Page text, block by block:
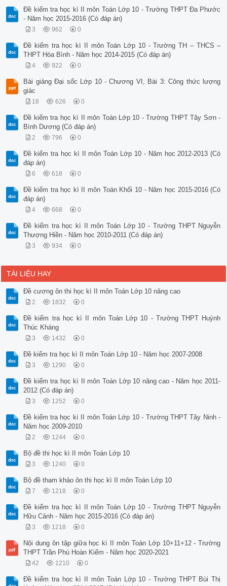
Đề kiểm tra học kì II môn Toán Lớp 10 - Trường THPT Đa Phước
- Năm học 2015-2016 (Có đáp án)
3 962 0
Đề kiểm tra học kì II môn Toán Lớp 10 - Trường TH – THCS –
THPT Hòa Bình - Năm học 2014-2015 (Có đáp án)
4 922 0
Bài giảng Đại sốc Lớp 10 - Chương VI, Bài 3: Công thức lượng
giác
18 626 0
Đề kiểm tra học kì II môn Toán Lớp 10 - Trường THPT Tây Sơn -
Bình Dương (Có đáp án)
2 796 0
Đề kiểm tra học kì II môn Toán Lớp 10 - Năm học 2012-2013 (Có
đáp án)
6 618 0
Đề kiểm tra học kì II môn Toán Khối 10 - Năm học 2015-2016 (Có
đáp án)
4 668 0
Đề kiểm tra học kì II môn Toán Lớp 10 - Trường THPT Nguyễn
Thượng Hiền - Năm học 2010-2011 (Có đáp án)
3 934 0
TÀI LIỆU HAY
Đề cương ôn thi học kì II môn Toán Lớp 10 nâng cao
2 1832 0
Đề kiểm tra học kì II môn Toán Lớp 10 - Trường THPT Huỳnh
Thúc Kháng
3 1432 0
Đề kiểm tra học kì II môn Toán Lớp 10 - Năm học 2007-2008
3 1290 0
Đề kiểm tra học kì II môn Toán Lớp 10 nâng cao - Năm học 2011-
2012 (Có đáp án)
3 1252 0
Đề kiểm tra học kì II môn Toán Lớp 10 - Trường THPT Tây Ninh -
Năm học 2009-2010
2 1244 0
Bộ đề thi học kì II môn Toán Lớp 10
3 1240 0
Bộ đề tham khảo ôn thi học kì II môn Toán Lớp 10
7 1218 0
Đề kiểm tra học kì II môn Toán Lớp 10 - Trường THPT Nguyễn
Hữu Cảnh - Năm học 2015-2016 (Có đáp án)
3 1218 0
Nội dung ôn tập giữa học kì II môn Toán Lớp 10+11+12 - Trường
THPT Trần Phú Hoàn Kiếm - Năm học 2020-2021
42 1210 0
Đề kiểm tra học kì II môn Toán Lớp 10 - Trường THPT Bùi Thị